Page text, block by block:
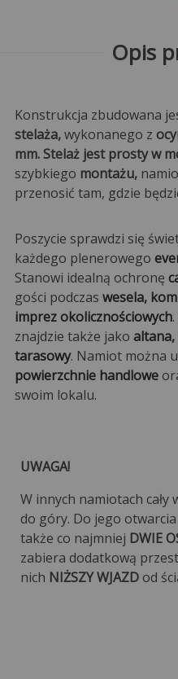
Opis
Konstrukcja zbudowana
stelaża,wykonanego z
mm. Stelaż jest prosty w
szybkiego montażu,
przenosić tam, gdzie
Poszycie sprawdzi się
każdego plenerowego
Stanowi idealną ochronę
gości podczas wesela,
imprez okolicznościowych
znajdzie także jako
tarasowy. Namiot można
powierzchnie handlowe
swoim lokalu.
UWAGA!
W innych namiotach
do góry. Do jego
także co najmniej DWIE
zabiera dodatkową
nich NIŻSZY WJAZDod